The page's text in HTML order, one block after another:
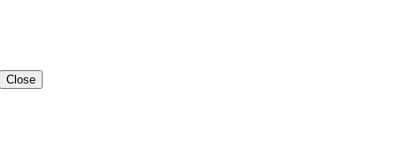
Close